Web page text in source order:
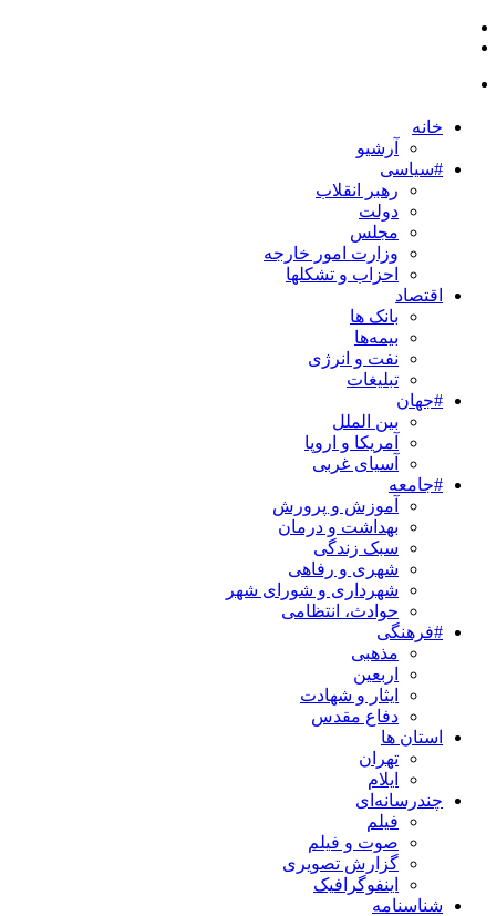
خانه
آرشیو
#سیاسی
رهبر انقلاب
دولت
مجلس
وزارت امور خارجه
احزاب و تشکلها
اقتصاد
بانک ها
بیمه‌ها
نفت و انرژی
تبلیغات
#جهان
بین الملل
آمریکا و اروپا
آسیای غربی
#جامعه
آموزش و پرورش
بهداشت و درمان
سبک زندگی
شهری و رفاهی
شهرداری و شورای شهر
حوادث، انتظامی
#فرهنگی
مذهبی
اربعین
ایثار و شهادت
دفاع مقدس
استان ها
تهران
ایلام
چندرسانه‌ای
فیلم
صوت و فیلم
گزارش تصویری
اینفوگرافیک
شناسنامه